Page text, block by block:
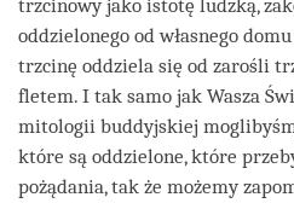
trzcinowy jako istotę ludzką,
oddzielonego od własnego
trzcinę oddziela się od zarośli
fletem. I tak samo jak Wasza
mitologii buddyjskiej
które są oddzielone, które
pożądania, tak że możemy